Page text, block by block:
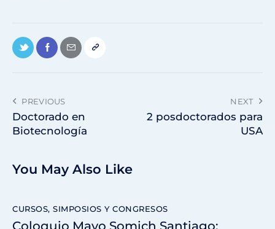
PREVIOUS
Doctorado en
Biotecnología
NEXT
2 posdoctorados para
USA
You May Also Like
CURSOS, SIMPOSIOS Y CONGRESOS
Coloquio Mayo Somich Santiago: